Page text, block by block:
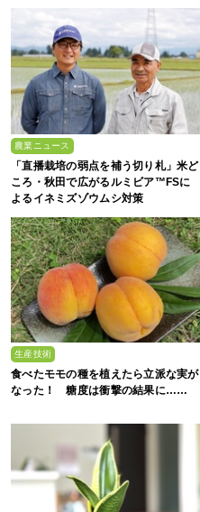
農業ニュース
「直播栽培の弱点を補う切り札」米ど
ころ・秋田で広がるルミビア™FSに
よるイネミズゾウムシ対策
生産技術
食べたモモの種を植えたら立派な実が
なった！ 糖度は衝撃の結果に……